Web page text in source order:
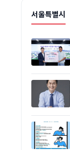
서울특별시